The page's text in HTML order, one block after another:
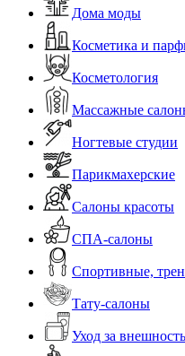
Дома моды
Косметика и
Косметология
Массажные
Ногтевые студии
Парикмахерские
Салоны красоты
СПА-салоны
Спортивные,
Тату-салоны
Уход за